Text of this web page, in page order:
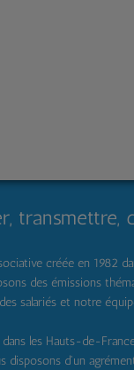
transmettre,
créée en 1982
des émissions
salariés et notre
les Hauts-de-
disposons d'un